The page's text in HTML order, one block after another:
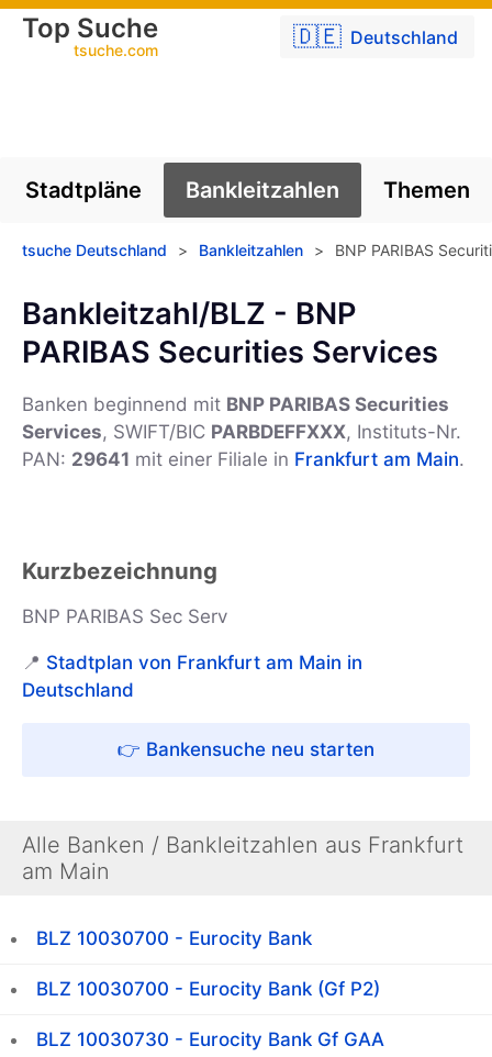
🇩🇪 Deutschland
Top Suche
tsuche.com
Stadtpläne Bankleitzahlen Themen
tsuche Deutschland > Bankleitzahlen > BNP PARIBAS
Bankleitzahl/BLZ - BNP
PARIBAS Securities Services
Banken beginnend mit BNP PARIBAS Securities
Services, SWIFT/BIC PARBDEFFXXX, Instituts-Nr.
PAN: 29641 mit einer Filiale in Frankfurt am Main.
Kurzbezeichnung
BNP PARIBAS Sec Serv
📍 Stadtplan von Frankfurt am Main in
Deutschland
👉 Bankensuche neu starten
Alle Banken / Bankleitzahlen aus Frankfurt
am Main
BLZ 10030700 - Eurocity Bank
BLZ 10030700 - Eurocity Bank (Gf P2)
BLZ 10030730 - Eurocity Bank Gf GAA